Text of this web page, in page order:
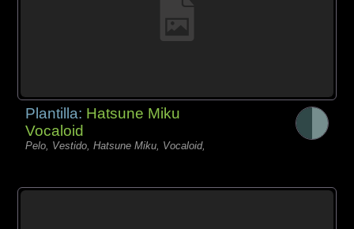
Plantilla: Hatsune Miku
Vocaloid
Pelo, Vestido, Hatsune Miku, Vocaloid,